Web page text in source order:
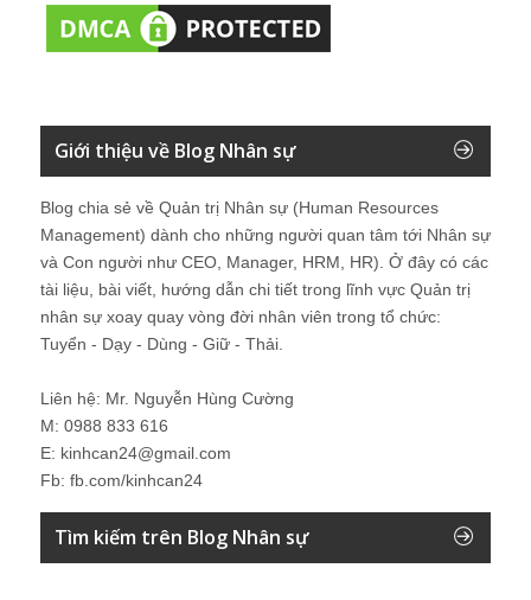
Giới thiệu về Blog Nhân sự
Blog chia sẻ về Quản trị Nhân sự (Human Resources
Management) dành cho những người quan tâm tới Nhân sự
và Con người như CEO, Manager, HRM, HR). Ở đây có các
tài liệu, bài viết, hướng dẫn chi tiết trong lĩnh vực Quản trị
nhân sự xoay quay vòng đời nhân viên trong tổ chức:
Tuyển - Dạy - Dùng - Giữ - Thải.
Liên hệ: Mr. Nguyễn Hùng Cường
M: 0988 833 616
E: kinhcan24@gmail.com
Fb: fb.com/kinhcan24
Tìm kiếm trên Blog Nhân sự